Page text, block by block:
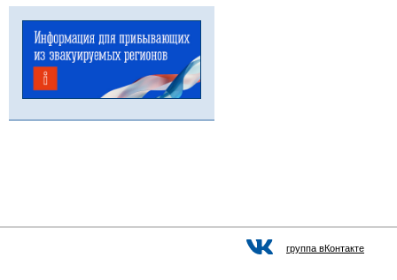
группа вКонтакте